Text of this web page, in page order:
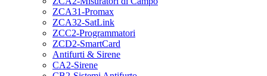
ZCA31-Promax
ZCA32-SatLink
ZCC2-Programmatori
ZCD2-SmartCard
Antifurti & Sirene
CA2-Sirene